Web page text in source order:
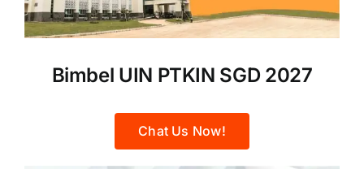
Bimbel UIN PTKIN SGD 2027
Chat Us Now!